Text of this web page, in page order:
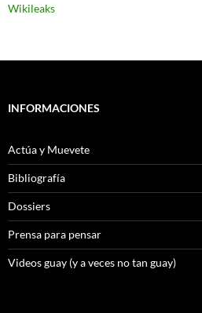
Wikileaks
INFORMACIONES
Actúa y Muevete
Bibliografía
Dossiers
Prensa para pensar
Videos guay (y a veces no tan guay)